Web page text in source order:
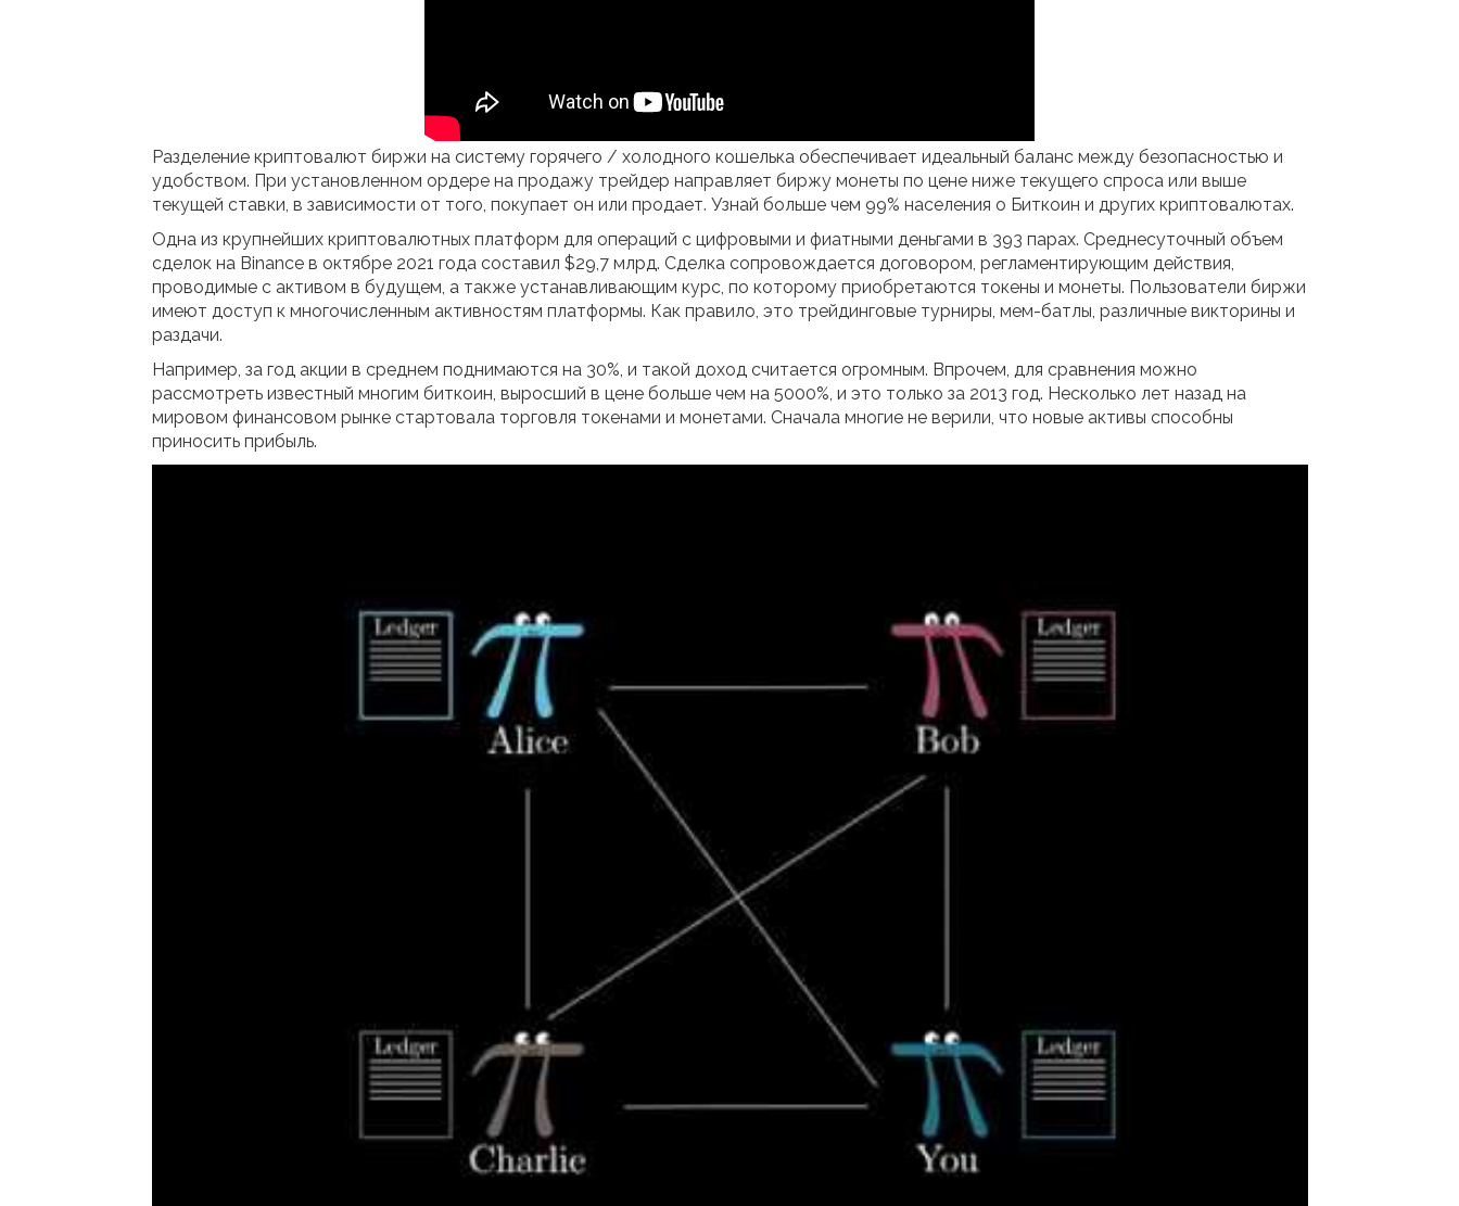
Разделение криптовалют биржи на систему горячего / холодного кошелька обеспечивает идеальный баланс между безопасностью и
удобством. При установленном ордере на продажу трейдер направляет биржу монеты по цене ниже текущего спроса или выше
текущей ставки, в зависимости от того, покупает он или продает. Узнай больше чем 99% населения о Биткоин и других криптовалютах.
Одна из крупнейших криптовалютных платформ для операций с цифровыми и фиатными деньгами в 393 парах. Среднесуточный объем
сделок на Binance в октябре 2021 года составил $29,7 млрд. Сделка сопровождается договором, регламентирующим действия,
проводимые с активом в будущем, а также устанавливающим курс, по которому приобретаются токены и монеты. Пользователи биржи
имеют доступ к многочисленным активностям платформы. Как правило, это трейдинговые турниры, мем-батлы, различные викторины и
раздачи.
Например, за год акции в среднем поднимаются на 30%, и такой доход считается огромным. Впрочем, для сравнения можно
рассмотреть известный многим биткоин, выросший в цене больше чем на 5000%, и это только за 2013 год. Несколько лет назад на
мировом финансовом рынке стартовала торговля токенами и монетами. Сначала многие не верили, что новые активы способны
приносить прибыль.